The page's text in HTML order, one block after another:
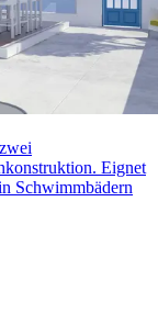
Eignet
Schwimmbädern